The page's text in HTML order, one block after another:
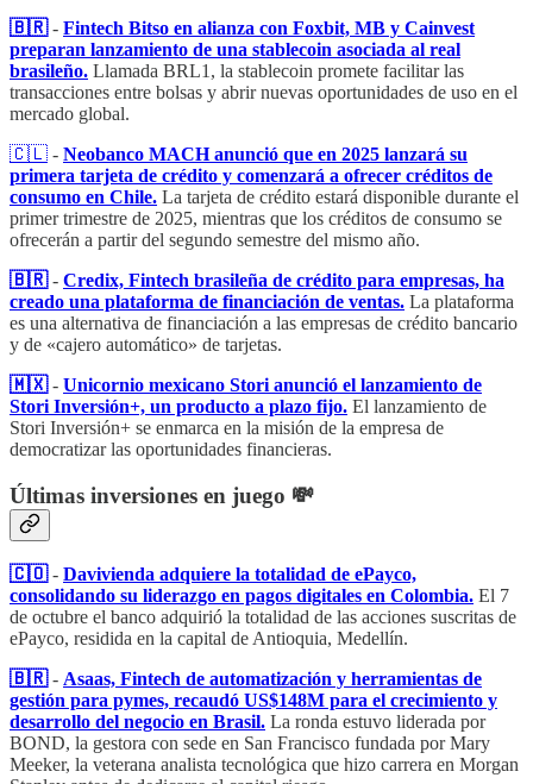
🇧🇷 - Fintech Bitso en alianza con Foxbit, MB y Cainvest
preparan lanzamiento de una stablecoin asociada al real
brasileño. Llamada BRL1, la stablecoin promete facilitar las
transacciones entre bolsas y abrir nuevas oportunidades de uso en el
mercado global.
🇨🇱 - Neobanco MACH anunció que en 2025 lanzará su
primera tarjeta de crédito y comenzará a ofrecer créditos de
consumo en Chile. La tarjeta de crédito estará disponible durante el
primer trimestre de 2025, mientras que los créditos de consumo se
ofrecerán a partir del segundo semestre del mismo año.
🇧🇷 - Credix, Fintech brasileña de crédito para empresas, ha
creado una plataforma de financiación de ventas. La plataforma
es una alternativa de financiación a las empresas de crédito bancario
y de «cajero automático» de tarjetas.
🇲🇽- Unicornio mexicano Stori anunció el lanzamiento de
Stori Inversión+, un producto a plazo fijo. El lanzamiento de
Stori Inversión+ se enmarca en la misión de la empresa de
democratizar las oportunidades financieras.
Últimas inversiones en juego 💸
🇨🇴- Davivienda adquiere la totalidad de ePayco,
consolidando su liderazgo en pagos digitales en Colombia. El 7
de octubre el banco adquirió la totalidad de las acciones suscritas de
ePayco, residida en la capital de Antioquia, Medellín.
🇧🇷 - Asaas, Fintech de automatización y herramientas de
gestión para pymes, recaudó US$148M para el crecimiento y
desarrollo del negocio en Brasil. La ronda estuvo liderada por
BOND, la gestora con sede en San Francisco fundada por Mary
Meeker, la veterana analista tecnológica que hizo carrera en Morgan